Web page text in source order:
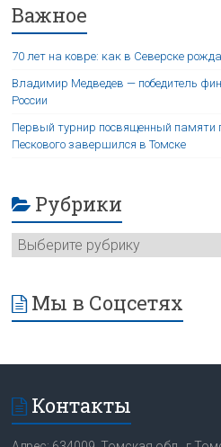
Важное
70 лет на ковре: как в Северске
Владимир Медведев — победитель
России
Первый турнир посвященный памяти
Пескового завершился в Томске
Рубрики
Мы в Соцсетях
Контакты